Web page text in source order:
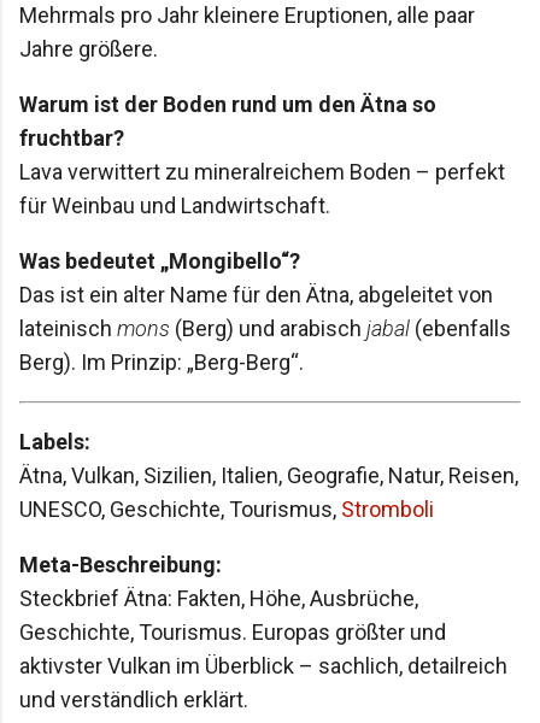
Mehrmals pro Jahr kleinere Eruptionen, alle paar
Jahre größere.
Warum ist der Boden rund um den Ätna so
fruchtbar?
Lava verwittert zu mineralreichem Boden – perfekt
für Weinbau und Landwirtschaft.
Was bedeutet „Mongibello“?
Das ist ein alter Name für den Ätna, abgeleitet von
lateinisch mons (Berg) und arabisch jabal (ebenfalls
Berg). Im Prinzip: „Berg-Berg“.
Labels:
Ätna, Vulkan, Sizilien, Italien, Geografie, Natur, Reisen,
UNESCO, Geschichte, Tourismus, Stromboli
Meta-Beschreibung:
Steckbrief Ätna: Fakten, Höhe, Ausbrüche,
Geschichte, Tourismus. Europas größter und
aktivster Vulkan im Überblick – sachlich, detailreich
und verständlich erklärt.